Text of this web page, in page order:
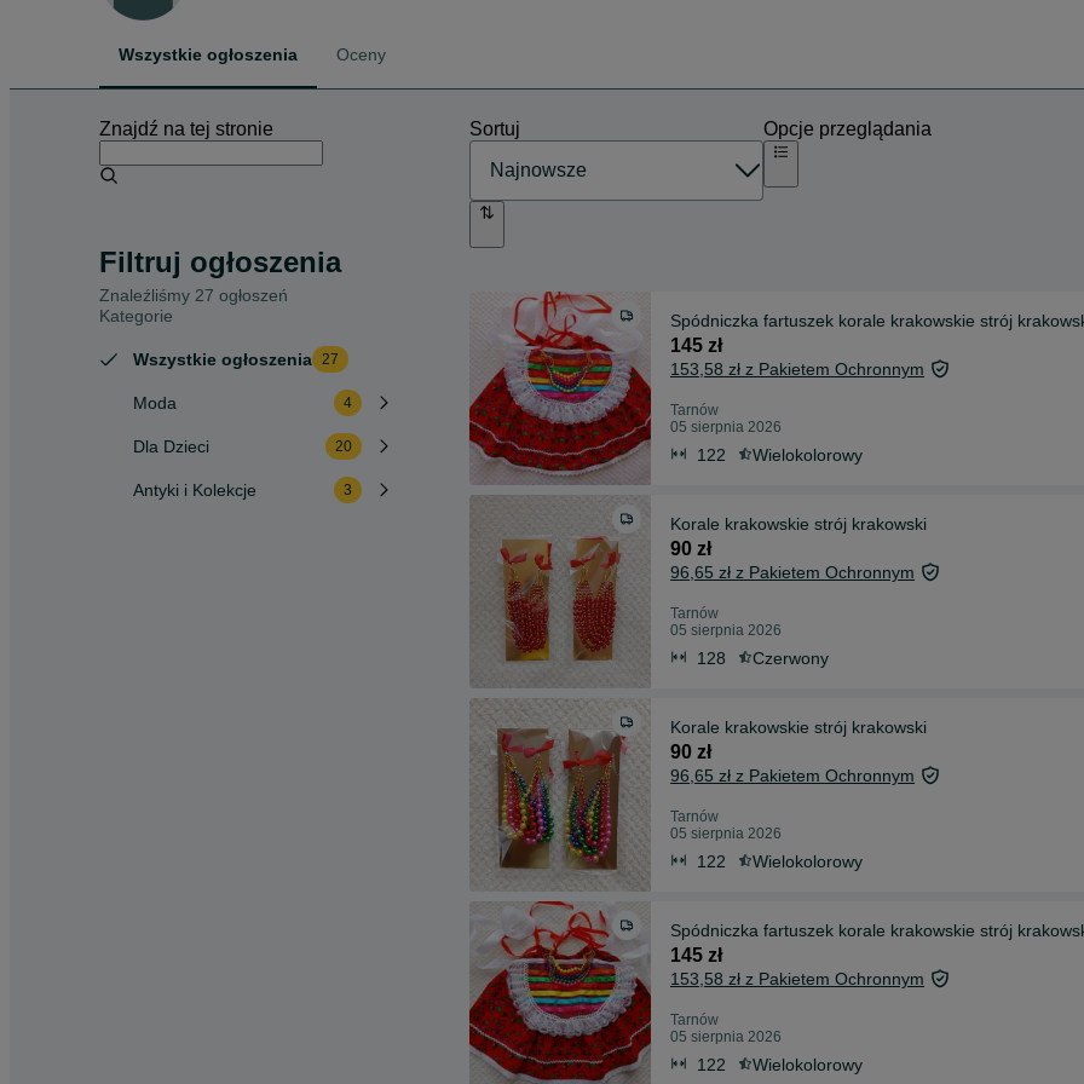
Wszystkie ogłoszenia Oceny
Znajdź na tej stronie
Filtruj ogłoszenia
Znaleźliśmy 27 ogłoszeń
Kategorie
Wszystkie ogłoszenia 27
Moda 4
Dla Dzieci 20
Antyki i Kolekcje 3
Sortuj Opcje przeglądania
Spódniczka fartuszek korale krakowskie strój
145 zł
153,58 zł z Pakietem Ochronnym
Tarnów
05 sierpnia 2026
122 Wielokolorowy
Korale krakowskie strój krakowski
90 zł
96,65 zł z Pakietem Ochronnym
Tarnów
05 sierpnia 2026
128 Czerwony
Korale krakowskie strój krakowski
90 zł
96,65 zł z Pakietem Ochronnym
Tarnów
05 sierpnia 2026
122 Wielokolorowy
Spódniczka fartuszek korale krakowskie strój
145 zł
153,58 zł z Pakietem Ochronnym
Tarnów
05 sierpnia 2026
122 Wielokolorowy